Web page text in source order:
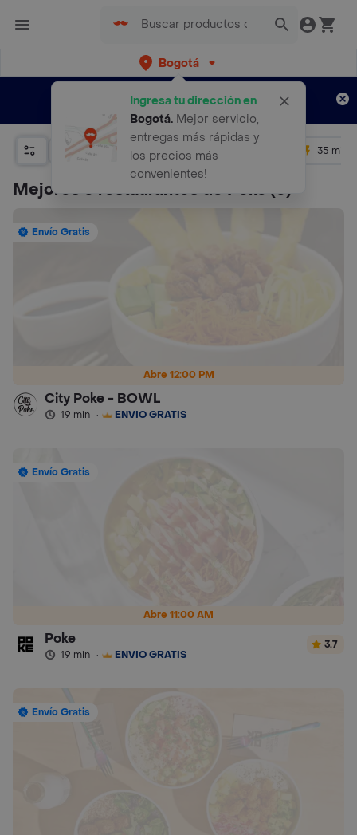
Bogotá
Ingresa tu dirección en
Bogotá. Mejor servicio,
entregas más rápidas y
los precios más
convenientes!
envíos gratis por semanas Aplican TyC
Relevancia Promos 35 mins
Mejores 5 restaurantes de Poke (5)
Abre 12:00 PM
Envío Gratis
City Poke - BOWL
19 min · ENVÍO GRATIS
Abre 11:00 AM
Envío Gratis
Poke
19 min · ENVÍO GRATIS
3.7
Envío Gratis